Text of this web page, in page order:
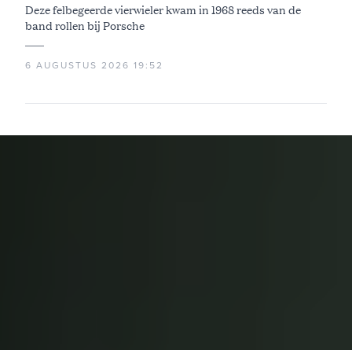
Deze felbegeerde vierwieler kwam in 1968 reeds van de
band rollen bij Porsche
6 AUGUSTUS 2026 19:52